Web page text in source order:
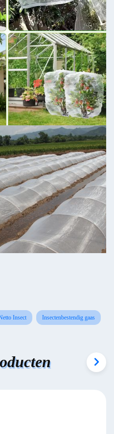
Insect Insectenbestendig gaas